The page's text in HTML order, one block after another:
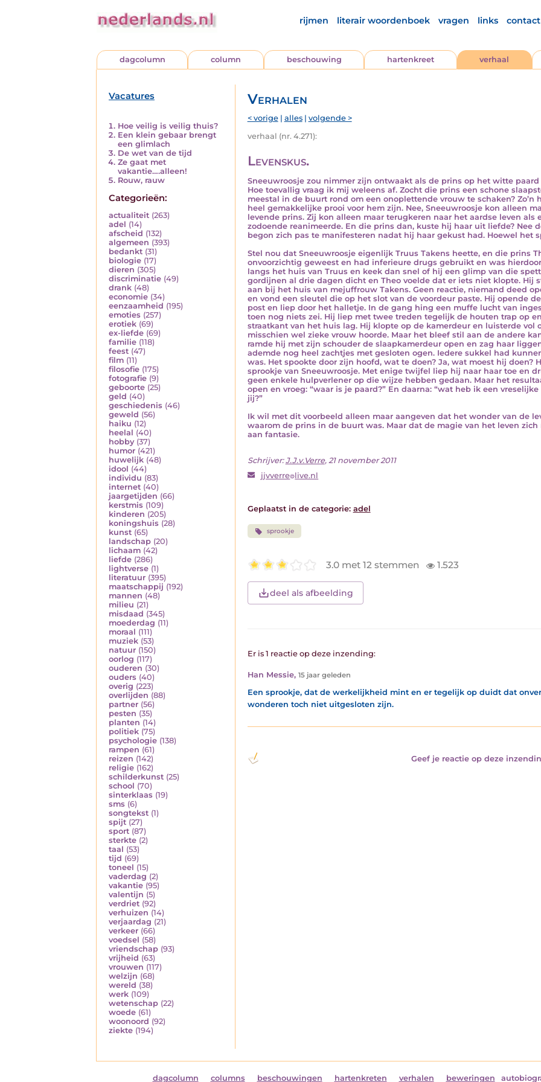
rijmen literair woordenboek vragen links contact
dagcolumn column beschouwing hartenkreet verhaal
Vacatures
Hoe veilig is veilig thuis?
Een klein gebaar brengt
een glimlach
De wet van de tijd
Ze gaat met
vakantie….alleen!
Rouw, rauw
Categorieën:
actualiteit (263)
adel (14)
afscheid (132)
algemeen (393)
bedankt (31)
biologie (17)
dieren (305)
discriminatie (49)
drank (48)
economie (34)
eenzaamheid (195)
emoties (257)
erotiek (69)
ex-liefde (69)
familie (118)
feest (47)
film (11)
filosofie (175)
fotografie (9)
geboorte (25)
geld (40)
geschiedenis (46)
geweld (56)
haiku (12)
heelal (40)
hobby (37)
humor (421)
huwelijk (48)
idool (44)
individu (83)
internet (40)
jaargetijden (66)
kerstmis (109)
kinderen (205)
koningshuis (28)
kunst (65)
landschap (20)
lichaam (42)
liefde (286)
lightverse (1)
literatuur (395)
maatschappij (192)
mannen (48)
milieu (21)
misdaad (345)
moederdag (11)
moraal (111)
muziek (53)
natuur (150)
oorlog (117)
ouderen (30)
ouders (40)
overig (223)
overlijden (88)
partner (56)
pesten (35)
planten (14)
politiek (75)
psychologie (138)
rampen (61)
reizen (142)
religie (162)
schilderkunst (25)
school (70)
sinterklaas (19)
sms (6)
songtekst (1)
spijt (27)
sport (87)
sterkte (2)
taal (53)
tijd (69)
toneel (15)
vaderdag (2)
vakantie (95)
valentijn (5)
verdriet (92)
verhuizen (14)
verjaardag (21)
verkeer (66)
voedsel (58)
vriendschap (93)
vrijheid (63)
vrouwen (117)
welzijn (68)
wereld (38)
werk (109)
wetenschap (22)
woede (61)
woonoord (92)
ziekte (194)
Verhalen
< vorige| alles| volgende >
verhaal (nr. 4.271):
Levenskus.
Sneeuwroosje zou nimmer zijn ontwaakt als de prins op het witte
Hoe toevallig vraag ik mij weleens af. Zocht die prins een schone
meestal in de buurt rond om een onoplettende vrouw te schaken? Zo’n
heel gemakkelijke prooi voor hem zijn. Nee, Sneeuwroosje kon alleen
levende prins. Zij kon alleen maar terugkeren naar het aardse leven als
zodoende reanimeerde. En die prins dan, kuste hij haar uit liefde? Nee
begon zich pas te manifesteren nadat hij haar gekust had. Hoewel het
Stel nou dat Sneeuwroosje eigenlijk Truus Takens heette, en die prins
onvoorzichtig geweest en had inferieure drugs gebruikt en was
langs het huis van Truus en keek dan snel of hij een glimp van die
gordijnen al drie dagen dicht en Theo voelde dat er iets niet klopte. Hij
aan bij het huis van mejuffrouw Takens. Geen reactie, niemand deed
en vond een sleutel die op het slot van de voordeur paste. Hij opende
post en liep door het halletje. In de gang hing een muffe lucht van
toen nog niets zei. Hij liep met twee treden tegelijk de houten trap op
straatkant van het huis lag. Hij klopte op de kamerdeur en luisterde vol
misschien wel zieke vrouw hoorde. Maar het bleef stil aan de andere
ramde hij met zijn schouder de slaapkamerdeur open en zag haar
ademde nog heel zachtjes met gesloten ogen. Iedere sukkel had
was. Het spookte door zijn hoofd, wat te doen? Ja, wat moest hij doen?
sprookje van Sneeuwroosje. Met enige twijfel liep hij naar haar toe en
geen enkele hulpverlener op die wijze hebben gedaan. Maar het
open en vroeg: “waar is je paard?” En daarna: “wat heb ik een
jij?”
Ik wil met dit voorbeeld alleen maar aangeven dat het wonder van de
waarom de prins in de buurt was. Maar dat de magie van het leven
aan fantasie.
Schrijver:J.J.v.Verre, 21 november 2011
jjvverre live.nl
Geplaatst in de categorie: adel
sprookje
3.0 met 12 stemmen 1.523
deel als afbeelding
Er is 1 reactie op deze inzending:
Han Messie, 15 jaar geleden
Een sprookje, dat de werkelijkheid mint en er tegelijk op duidt dat
wonderen toch niet uitgesloten zijn.
Geef je reactie op deze
dagcolumn columns beschouwingen hartenkreten verhalen beweringen